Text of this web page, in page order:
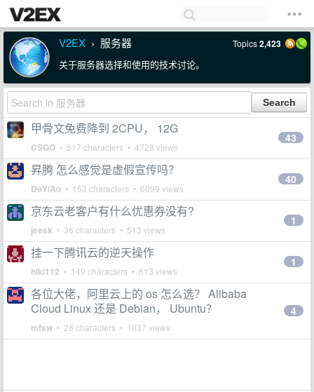
V2EX › 服务器 Topics2,423
关于服务器选择和使用的技术讨论。
甲骨文免费降到 2CPU， 12G
CSGO • 517 characters • 4728 views
43
昇腾 怎么感觉是虚假宣传吗？
DeYiAo • 153 characters • 6099 views
40
京东云老客户有什么优惠券没有?
jeesk • 36 characters • 513 views
1
挂一下腾讯云的逆天操作
hiki112 • 149 characters • 613 views
1
各位大佬，阿里云上的 os 怎么选？ Alibaba
Cloud Linux 还是 Debian， Ubuntu？
mfsw • 28 characters • 1037 views
4